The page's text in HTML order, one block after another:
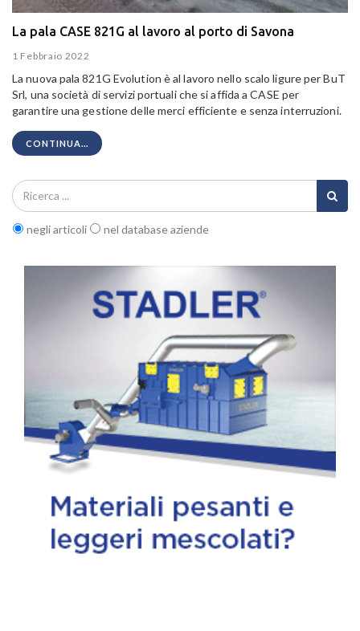
La pala CASE 821G al lavoro al porto di Savona
1 Febbraio 2022
La nuova pala 821G Evolution è al lavoro nello scalo ligure per BuT
Srl, una società di servizi portuali che si affida a CASE per
garantire una gestione delle merci efficiente e senza interruzioni.
CONTINUA...
negli articoli nel database aziende